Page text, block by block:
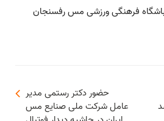
باشگاه فرهنگی ورزشی مس رفسنجان
حضور دکتر رستمی مدیر
عامل شرکت ملی صنایع مس